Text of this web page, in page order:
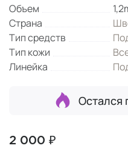
Объем
Страна
Тип средств
Тип кожи
Линейка
Остался
2 000 ₽